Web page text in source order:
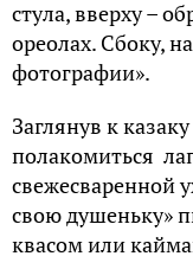
стула, вверху –
ореолах. Сбоку,
фотографии».
Заглянув к
полакомиться
свежесваренной
свою душеньку»
квасом или